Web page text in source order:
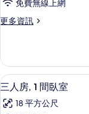
片
詳
情
間
臥
的
所
有
相
免費無線上網
更多資訊
更
房,
間
室
顯
示
5
三人房, 1 間臥室
18 平方公尺